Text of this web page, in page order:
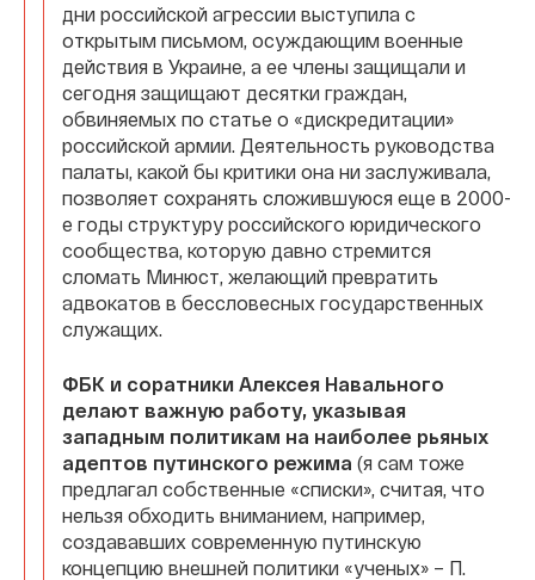
дни российской агрессии выступила с
открытым письмом, осуждающим военные
действия в Украине, а ее члены защищали и
сегодня защищают десятки граждан,
обвиняемых по статье о «дискредитации»
российской армии. Деятельность руководства
палаты, какой бы критики она ни заслуживала,
позволяет сохранять сложившуюся еще в 2000-
е годы структуру российского юридического
сообщества, которую давно стремится
сломать Минюст, желающий превратить
адвокатов в бессловесных государственных
служащих.
ФБК и соратники Алексея Навального
делают важную работу, указывая
западным политикам на наиболее рьяных
адептов путинского режима (я сам тоже
предлагал собственные «списки», считая, что
нельзя обходить вниманием, например,
создававших современную путинскую
концепцию внешней политики «ученых» – П.